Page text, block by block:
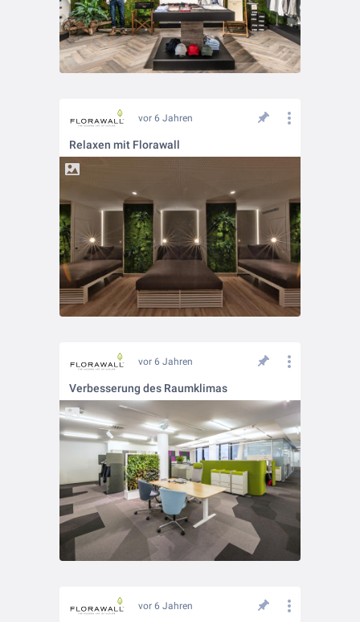
vor 6 Jahren
Relaxen mit Florawall
vor 6 Jahren
Verbesserung des Raumklimas
vor 6 Jahren